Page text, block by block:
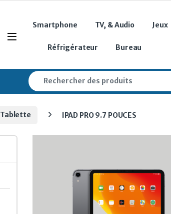
Open
Smartphone TV, & Audio Jeux
Réfrigérateur Bureau
Search for:
Tablette IPAD PRO 9.7 POUCES